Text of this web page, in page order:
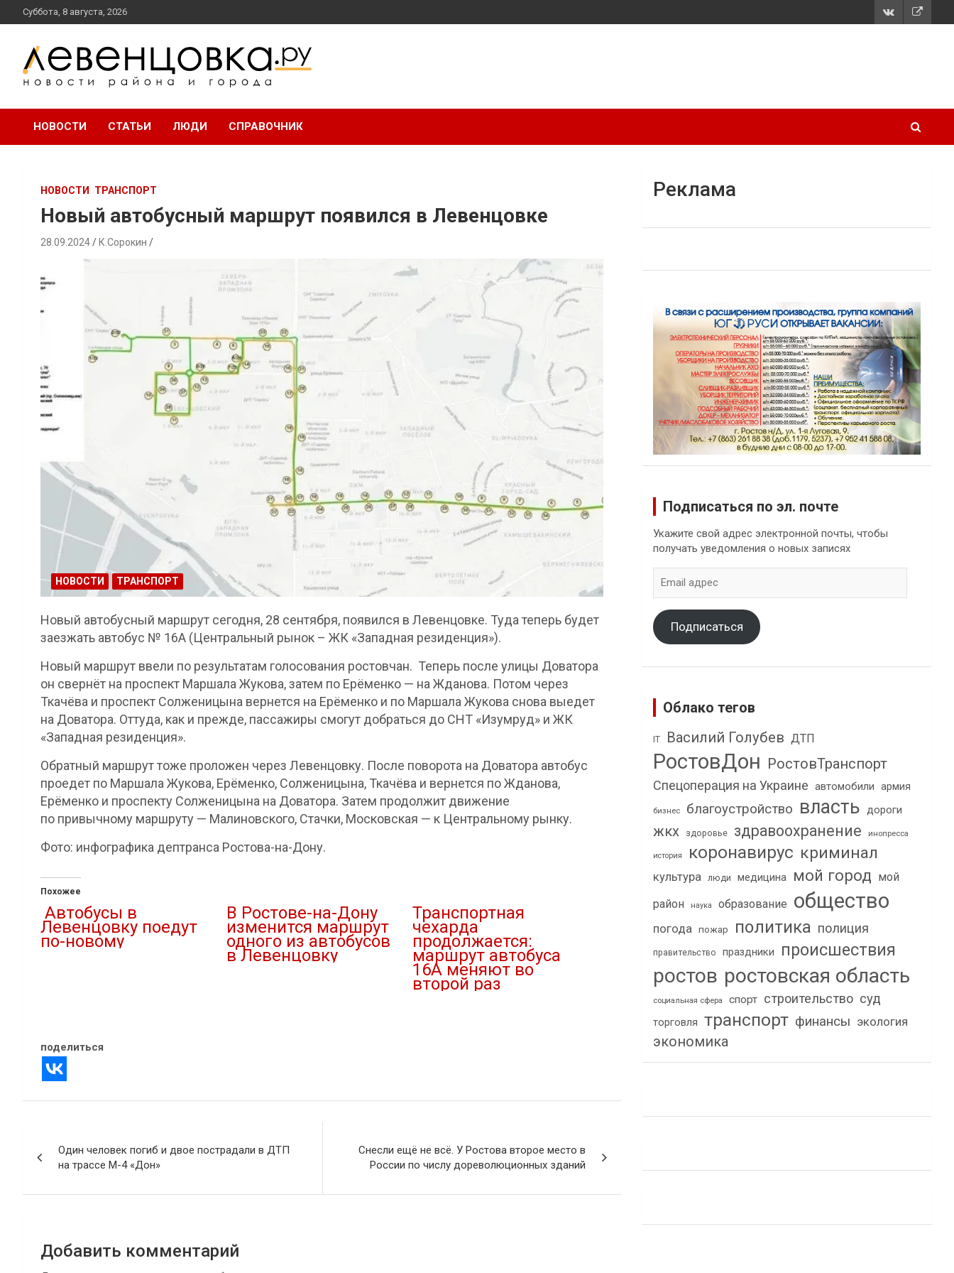
перейти
к
Суббота, 8 августа, 2026
Левенцовка Ру
НОВОСТИ СТАТЬИ ЛЮДИ СПРАВОЧНИК
НОВОСТИ ТРАНСПОРТ
Новый автобусный маршрут появился в Левенцовке
28.09.2024 К.Сорокин
НОВОСТИ ТРАНСПОРТ
Новый автобусный маршрут сегодня, 28 сентября, появился в Левенцовке. Туда теперь будет
заезжать автобус № 16А (Центральный рынок – ЖК «Западная резиденция»).
Новый маршрут ввели по результатам голосования ростовчан. Теперь после улицы Доватора
он свернёт на проспект Маршала Жукова, затем по Ерёменко — на Жданова. Потом через
Ткачёва и проспект Солженицына вернется на Ерёменко и по Маршала Жукова снова выедет
на Доватора. Оттуда, как и прежде, пассажиры смогут добраться до СНТ «Изумруд» и ЖК
«Западная резиденция».
Обратный маршрут тоже проложен через Левенцовку. После поворота на Доватора автобус
проедет по Маршала Жукова, Ерёменко, Солженицына, Ткачёва и вернется по Жданова,
Ерёменко и проспекту Солженицына на Доватора. Затем продолжит движение
по привычному маршруту — Малиновского, Стачки, Московская — к Центральному рынку.
Фото: инфографика дептранса Ростова-на-Дону.
Похожее
Автобусы в
Левенцовку поедут
по-новому
В Ростове-на-Дону
изменится маршрут
одного из автобусов
в Левенцовку
Транспортная
чехарда
продолжается:
маршрут автобуса
16А меняют во
второй раз
поделиться
по
записям
Один человек погиб и двое пострадали в ДТП
на трассе М-4 «Дон»
Снесли ещё не всё. У Ростова второе место в
России по числу дореволюционных зданий
Добавить комментарий
Реклама
Подписаться по эл. почте
Укажите свой адрес электронной почты, чтобы
получать уведомления о новых записях
адрес
Подписаться
Облако тегов
IT Василий Голубев ДТП
РостовДон РостовТранспорт
Спецоперация на Украине автомобили армия
бизнес благоустройство власть дороги
жкх здоровье здравоохранение инопресса
история коронавирус криминал
культура люди медицина мой город мой
район
наука образование общество
погода пожар политика полиция
правительство праздники происшествия
ростов ростовская область
социальная сфера спорт строительство суд
торговля транспорт финансы экология
экономика